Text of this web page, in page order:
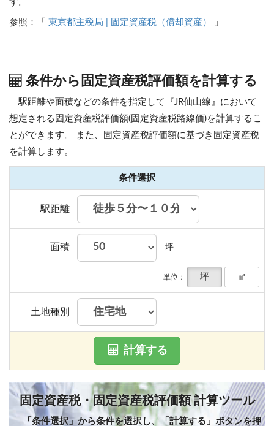
す。
参照：「 東京都主税局 | 固定資産税（償却資産） 」
条件から固定資産税評価額を計算する
駅距離や面積などの条件を指定して『JR仙山線』において
想定される固定資産税評価額(固定資産税路線価)を計算するこ
とができます。
また、固定資産税評価額に基づき固定資産税
を計算します。
条件選択
駅距離
面積 坪
単位： 坪 ㎡
土地種別
計算する
固定資産税・固定資産税評価額 計算ツール
「条件選択」から条件を選択し、「計算する」ボタンを押